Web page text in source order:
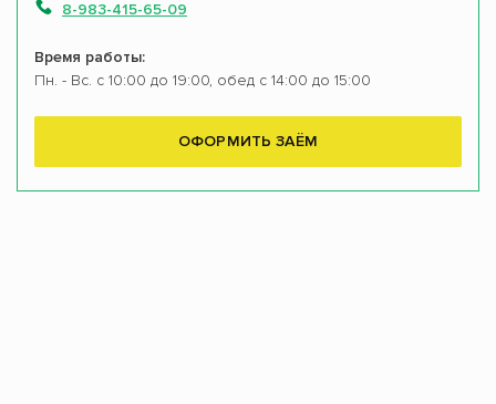
8-983-415-65-09
Время работы:
Пн. - Вс. с 10:00 до 19:00, обед с 14:00 до 15:00
ОФОРМИТЬ ЗАЁМ